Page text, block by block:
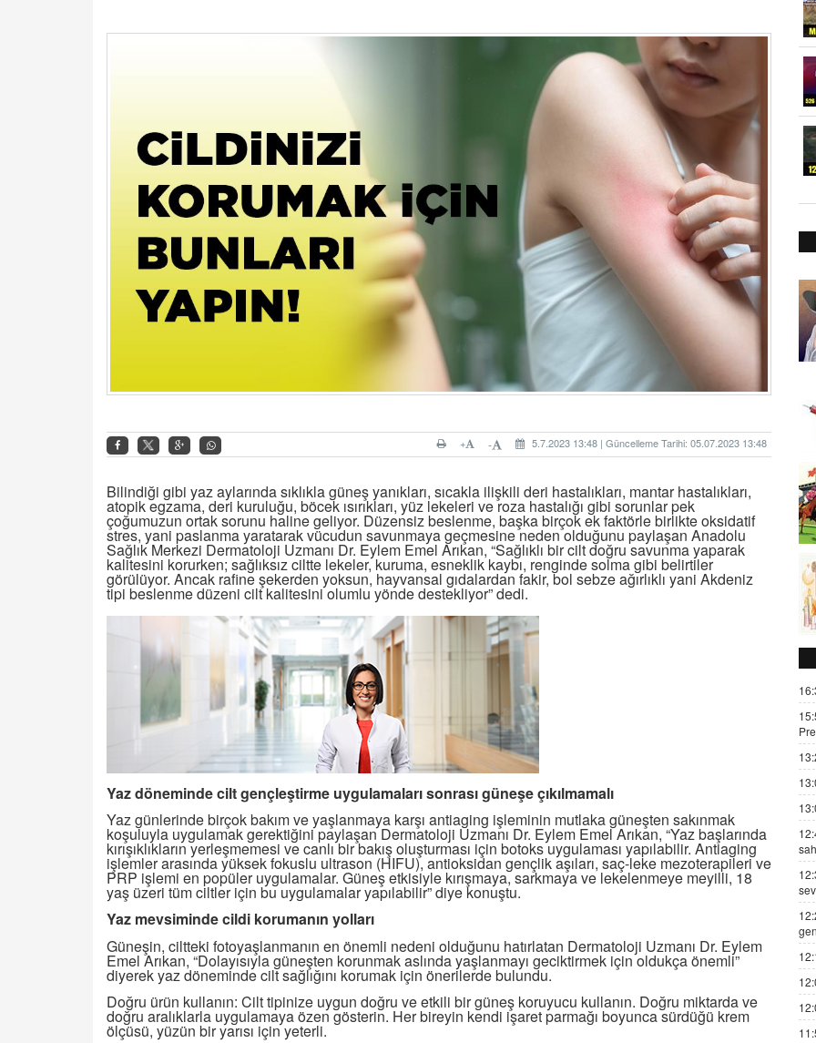
5.7.2023 13:48 | Güncelleme Tarihi: 05.07.2023 13:48
-
+
Bilindiği gibi yaz aylarında sıklıkla güneş yanıkları, sıcakla ilişkili deri hastalıkları, mantar hastalıkları,
atopik egzama, deri kuruluğu, böcek ısırıkları, yüz lekeleri ve roza hastalığı gibi sorunlar pek
çoğumuzun ortak sorunu haline geliyor. Düzensiz beslenme, başka birçok ek faktörle birlikte oksidatif
stres, yani paslanma yaratarak vücudun savunmaya geçmesine neden olduğunu paylaşan Anadolu
Sağlık Merkezi Dermatoloji Uzmanı Dr. Eylem Emel Arıkan, “Sağlıklı bir cilt doğru savunma yaparak
kalitesini korurken; sağlıksız ciltte lekeler, kuruma, esneklik kaybı, renginde solma gibi belirtiler
görülüyor. Ancak rafine şekerden yoksun, hayvansal gıdalardan fakir, bol sebze ağırlıklı yani Akdeniz
tipi beslenme düzeni cilt kalitesini olumlu yönde destekliyor” dedi.
Yaz döneminde cilt gençleştirme uygulamaları sonrası güneşe çıkılmamalı
Yaz günlerinde birçok bakım ve yaşlanmaya karşı antiaging işleminin mutlaka güneşten sakınmak
koşuluyla uygulamak gerektiğini paylaşan Dermatoloji Uzmanı Dr. Eylem Emel Arıkan, “Yaz başlarında
kırışıklıkların yerleşmemesi ve canlı bir bakış oluşturması için botoks uygulaması yapılabilir. Antiaging
işlemler arasında yüksek fokuslu ultrason (HIFU), antioksidan gençlik aşıları, saç-leke mezoterapileri ve
PRP işlemi en popüler uygulamalar. Güneş etkisiyle kırışmaya, sarkmaya ve lekelenmeye meyilli, 18
yaş üzeri tüm ciltler için bu uygulamalar yapılabilir” diye konuştu.
Yaz mevsiminde cildi korumanın yolları
Güneşin, ciltteki fotoyaşlanmanın en önemli nedeni olduğunu hatırlatan Dermatoloji Uzmanı Dr. Eylem
Emel Arıkan, “Dolayısıyla güneşten korunmak aslında yaşlanmayı geciktirmek için oldukça önemli”
diyerek yaz döneminde cilt sağlığını korumak için önerilerde bulundu.
Doğru ürün kullanın: Cilt tipinize uygun doğru ve etkili bir güneş koruyucu kullanın. Doğru miktarda ve
doğru aralıklarla uygulamaya özen gösterin. Her bireyin kendi işaret parmağı boyunca sürdüğü krem
ölçüsü, yüzün bir yarısı için yeterli.